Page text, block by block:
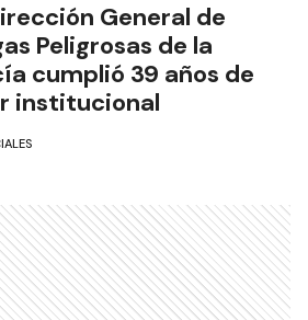
General de
Peligrosas de la
cumplió 39 años de
institucional